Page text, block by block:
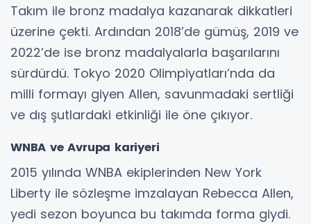
Takım ile bronz madalya kazanarak dikkatleri
üzerine çekti. Ardından 2018’de gümüş, 2019 ve
2022’de ise bronz madalyalarla başarılarını
sürdürdü. Tokyo 2020 Olimpiyatları’nda da
milli formayı giyen Allen, savunmadaki sertliği
ve dış şutlardaki etkinliği ile öne çıkıyor.
WNBA ve Avrupa kariyeri
2015 yılında WNBA ekiplerinden New York
Liberty ile sözleşme imzalayan Rebecca Allen,
yedi sezon boyunca bu takımda forma giydi.